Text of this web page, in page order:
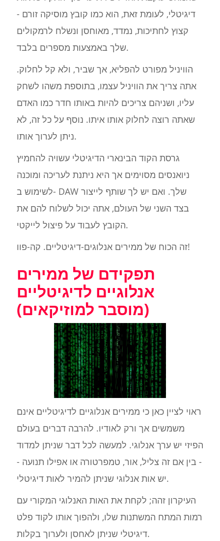
דיגיטלי, לעומת זאת, הוא כמו קובץ מוסיקה זורם -
קצוץ לחתיכות, נמדד, מאוחסן ונשלח לרמקולים
שלך באמצעות מספרים בלבד.
הוויניל מפורט להפליא, אך שביר, ולא קל לחלוק.
אתה צריך את הוויניל עצמו, בתוספת משהו לשחק
עליו, ושניהם צריכים להיות באותו חדר כמו האדם
שאתה רוצה לחלוק אותו איתו. נוסף על כל זה, לא
ניתן לערוך אותו.
גרסת הקוד הבינארי הדיגיטלי עשויה להחמיץ
ניואנסים מסוימים אך היא ניתנת לעריכה ומוכנה
לשימוש ב- DAW שלך. ואם יש לך שותף לייצור
בצד השני של העולם, אתה יכול לשלוח להם את
הקובץ לעבוד על פיצול לייקטי.
זה הכוח של ממירים אנלוגים-דיגיטליים. קה-פוו!
תפקידם של ממירים
אנלוגיים לדיגיטליים
(מוסבר למוזיקאים)
ראוי לציין כאן כי ממירים אנלוגיים לדיגיטליים אינם
משמשים אך ורק לאודיו. להרבה דברים בעולם
הפיזי יש ערך אנלוגי. למעשה לכל דבר שניתן למדוד
- בין אם זה צליל, אור, טמפרטורה או אפילו תנועה -
יש אות אנלוגי שניתן להמיר לאות דיגיטלי.
העיקרון זהה; לקחת את האות האנלוגי המקורי עם
רמות המתח המשתנות שלו, ולהפוך אותו לקוד פלט
דיגיטלי שניתן לאחסן ולערוך בקלות.